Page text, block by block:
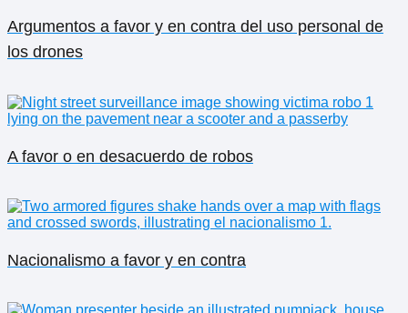
Argumentos a favor y en contra del uso personal de
los drones
A favor o en desacuerdo de robos
Nacionalismo a favor y en contra